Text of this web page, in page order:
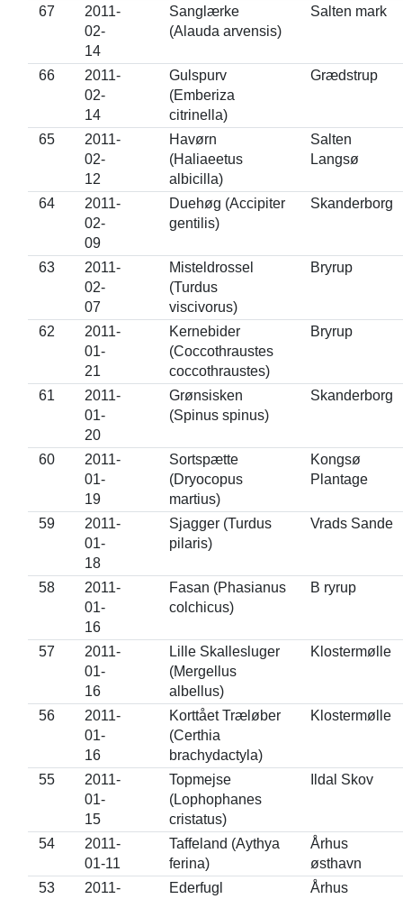
67
2011-
02-
14
Sanglærke
(Alauda arvensis)
Salten mark
66
2011-
02-
14
Gulspurv
(Emberiza
citrinella)
Grædstrup
65
2011-
02-
12
Havørn
(Haliaeetus
albicilla)
Salten
Langsø
64
2011-
02-
09
Duehøg (Accipiter
gentilis)
Skanderborg
63
2011-
02-
07
Misteldrossel
(Turdus
viscivorus)
Bryrup
62
2011-
01-
21
Kernebider
(Coccothraustes
coccothraustes)
Bryrup
61
2011-
01-
20
Grønsisken
(Spinus spinus)
Skanderborg
60
2011-
01-
19
Sortspætte
(Dryocopus
martius)
Kongsø
Plantage
59
2011-
01-
18
Sjagger (Turdus
pilaris)
Vrads Sande
58
2011-
01-
16
Fasan (Phasianus
colchicus)
B ryrup
57
2011-
01-
16
Lille Skallesluger
(Mergellus
albellus)
Klostermølle
56
2011-
01-
16
Korttået Træløber
(Certhia
brachydactyla)
Klostermølle
55
2011-
01-
15
Topmejse
(Lophophanes
cristatus)
Ildal Skov
54
2011-
01-11
Taffeland (Aythya
ferina)
Århus
østhavn
53
2011-
Ederfugl
Århus